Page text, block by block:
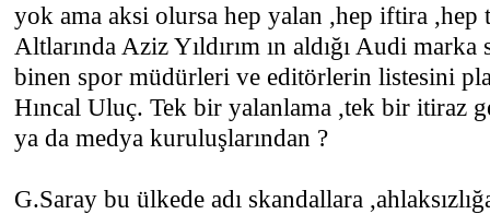
yok ama aksi olursa hep yalan ,hep iftira ,hep
Altlarında Aziz Yıldırım ın aldığı Audi marka
binen spor müdürleri ve editörlerin listesini
Hıncal Uluç. Tek bir yalanlama ,tek bir itiraz
ya da medya kuruluşlarından ?
G.Saray bu ülkede adı skandallara